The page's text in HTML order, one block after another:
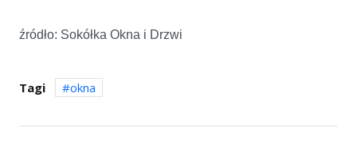
źródło: Sokółka Okna i Drzwi
Tagi okna